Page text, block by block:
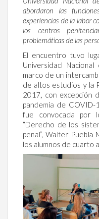
abordaron las
experiencias de la labor
los centros
problemáticas de las
El encuentro tuvo
Universidad
marco de un
de altos estudios y la
2017, con excepción
pandemia de
fue convocada por
“Derecho de los
penal”, Walter Puebla
los alumnos de cuarto